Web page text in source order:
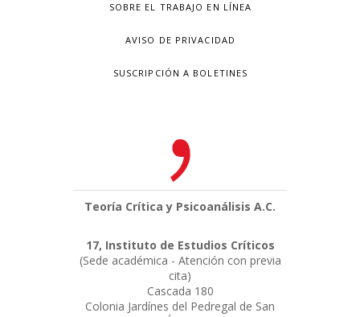
SOBRE EL TRABAJO EN LÍNEA
AVISO DE PRIVACIDAD
SUSCRIPCIÓN A BOLETINES
Teoría Crítica y Psicoanálisis A.C.
17, Instituto de Estudios Críticos
(Sede académica - Atención con previa
cita)
Cascada 180
Colonia Jardínes del Pedregal de San